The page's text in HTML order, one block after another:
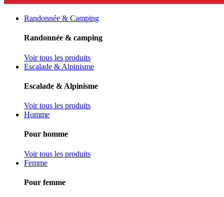
Randonnée & Camping
Randonnée & camping
Voir tous les produits
Escalade & Alpinisme
Escalade & Alpinisme
Voir tous les produits
Homme
Pour homme
Voir tous les produits
Femme
Pour femme